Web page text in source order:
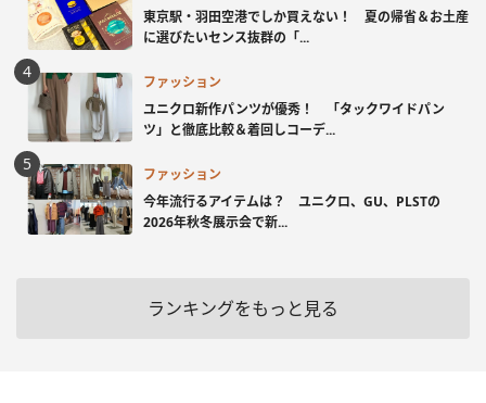
東京駅・羽田空港でしか買えない！ 夏の帰省＆お土産
に選びたいセンス抜群の「...
ファッション
ユニクロ新作パンツが優秀！ 「タックワイドパン
ツ」と徹底比較＆着回しコーデ...
ファッション
今年流行るアイテムは？ ユニクロ、GU、PLSTの
2026年秋冬展示会で新...
ランキングをもっと見る